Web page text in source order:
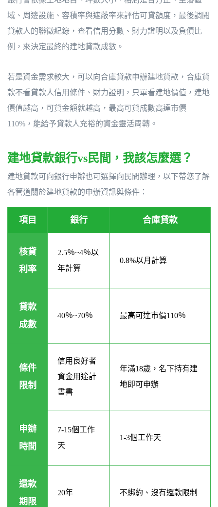
域、周邊設施、容積率與遮蔽率來評估可貸額度，最後調閱
貸款人的聯徵紀錄，查看信用分數、財力證明以及負債比
例，來決定最終的建地貸款成數。
若是資金需求較大，可以向合庫貸款申辦建地貸款，合庫貸
款不看貸款人信用條件、財力證明，只單看建地價值，建地
價值越高，可貸金額就越高，最高可貸成數高達市價
110%，能給予貸款人充裕的資金靈活周轉。
建地貸款銀行vs民間，我該怎麼選？
建地貸款可向銀行申辦也可選擇向民間辦理，以下帶您了解
各管道關於建地貸款的申辦資訊與條件：
項目 銀行 合庫貸款
核貸
利率
2.5％~4％以
年計算
0.8%以月計算
貸款
成數
40％~70％ 最高可達市價110％
條件
限制
信用良好者
資金用途計
畫書
年滿18歲，名下持有建
地即可申辦
申辦
時間
7-15個工作
天
1-3個工作天
還款
期限
20年 不綁約、沒有還款限制